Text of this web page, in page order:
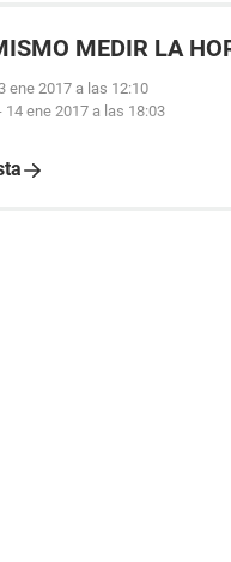
MEDIR LA
ene 2017 a las 12:10
14 ene 2017 a las 18:03